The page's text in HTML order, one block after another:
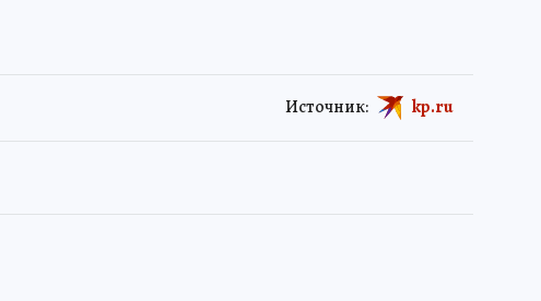
Источник: kp.ru